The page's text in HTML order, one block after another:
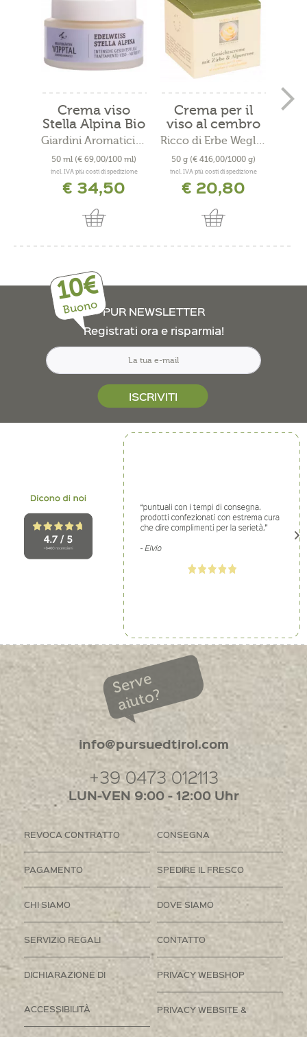
Crema viso
Stella Alpina Bio
Giardini Aromatici Wipptal
50 ml (€ 69,00/100 ml)
incl. IVA più costi di spedizione
€ 34,50
Crema per il
viso al cembro
e...
Ricco di Erbe Wegleit
50 g (€ 416,00/1000 g)
incl. IVA più costi di spedizione
€ 20,80
10€
Buono PUR NEWSLETTER
Registrati ora e risparmia!
ISCRIVITI
Serve
aiuto?
info@pursuedtirol.com
+39 0473 012113
LUN-VEN 9:00 - 12:00 Uhr
REVOCA CONTRATTO CONSEGNA
PAGAMENTO SPEDIRE IL FRESCO
CHI SIAMO DOVE SIAMO
SERVIZIO REGALI CONTATTO
DICHIARAZIONE DI
ACCESSIBILITÀ
PRIVACY WEBSHOP
PRIVACY WEBSITE &